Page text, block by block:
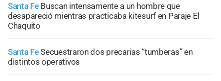
Santa Fe Buscan intensamente a un hombre que
desapareció mientras practicaba kitesurf en Paraje El
Chaquito
Santa FeSecuestraron dos precarias “tumberas” en
distintos operativos